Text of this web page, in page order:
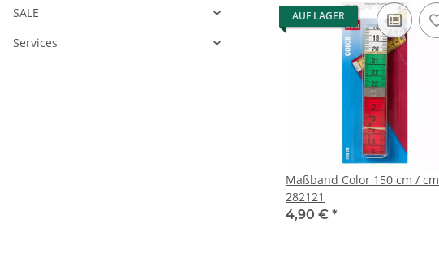
AUF LAGER
Maßband Color 150 cm / cm
282121
4,90 € *
SALE
Services